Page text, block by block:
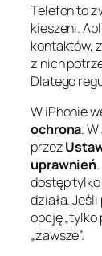
Telefon to
kieszeni.
kontaktów,
z nich
Dlatego
W iPhonie
ochrona.
przez
uprawnień
dostęp
działa.
opcję „tylko
„zawsze”.